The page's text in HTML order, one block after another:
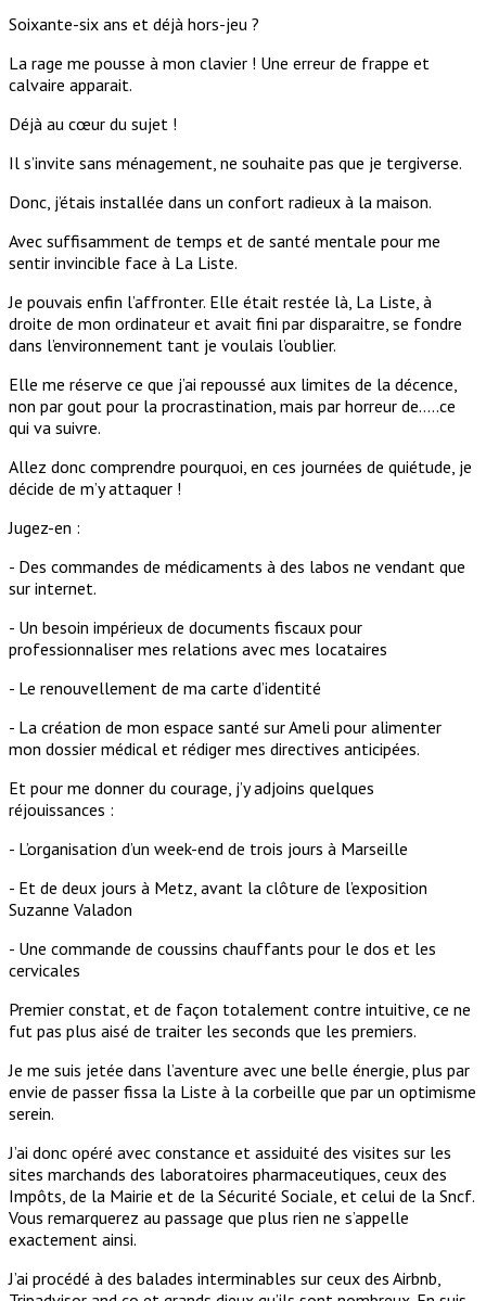
Soixante-six ans et déjà hors-jeu ?
La rage me pousse à mon clavier ! Une erreur de frappe et
calvaire apparait.
Déjà au cœur du sujet !
Il s’invite sans ménagement, ne souhaite pas que je tergiverse.
Donc, j’étais installée dans un confort radieux à la maison.
Avec suffisamment de temps et de santé mentale pour me
sentir invincible face à La Liste.
Je pouvais enfin l’affronter. Elle était restée là, La Liste, à
droite de mon ordinateur et avait fini par disparaitre, se fondre
dans l’environnement tant je voulais l’oublier.
Elle me réserve ce que j’ai repoussé aux limites de la décence,
non par gout pour la procrastination, mais par horreur de…..ce
qui va suivre.
Allez donc comprendre pourquoi, en ces journées de quiétude, je
décide de m’y attaquer !
Jugez-en :
- Des commandes de médicaments à des labos ne vendant que
sur internet.
- Un besoin impérieux de documents fiscaux pour
professionnaliser mes relations avec mes locataires
- Le renouvellement de ma carte d’identité
- La création de mon espace santé sur Ameli pour alimenter
mon dossier médical et rédiger mes directives anticipées.
Et pour me donner du courage, j’y adjoins quelques
réjouissances :
- L’organisation d’un week-end de trois jours à Marseille
- Et de deux jours à Metz, avant la clôture de l’exposition
Suzanne Valadon
- Une commande de coussins chauffants pour le dos et les
cervicales
Premier constat, et de façon totalement contre intuitive, ce ne
fut pas plus aisé de traiter les seconds que les premiers.
Je me suis jetée dans l’aventure avec une belle énergie, plus par
envie de passer fissa la Liste à la corbeille que par un optimisme
serein.
J’ai donc opéré avec constance et assiduité des visites sur les
sites marchands des laboratoires pharmaceutiques, ceux des
Impôts, de la Mairie et de la Sécurité Sociale, et celui de la Sncf.
Vous remarquerez au passage que plus rien ne s’appelle
exactement ainsi.
J’ai procédé à des balades interminables sur ceux des Airbnb,